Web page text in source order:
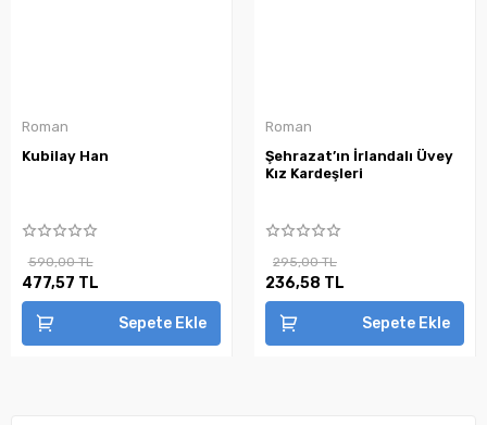
Roman
Kubilay Han
590,00 TL
477,57 TL
Sepete Ekle
Roman
Şehrazat’ın İrlandalı Üvey
Kız Kardeşleri
295,00 TL
236,58 TL
Sepete Ekle